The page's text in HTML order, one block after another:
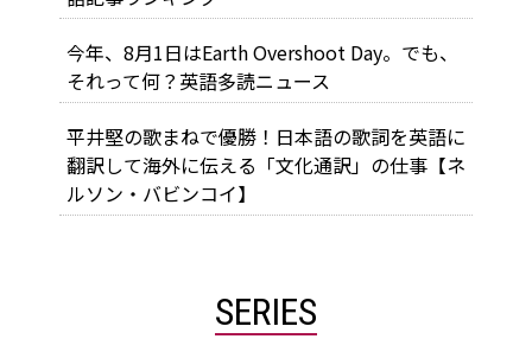
今年、8月1日はEarth Overshoot Day。でも、
それって何？英語多読ニュース
平井堅の歌まねで優勝！日本語の歌詞を英語に
翻訳して海外に伝える「文化通訳」の仕事【ネ
ルソン・バビンコイ】
SERIES